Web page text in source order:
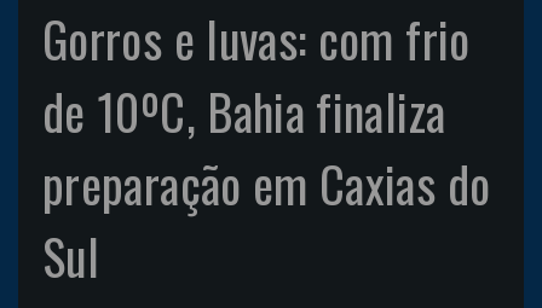
Gorros e luvas: com frio
de 10ºC, Bahia finaliza
preparação em Caxias do
Sul